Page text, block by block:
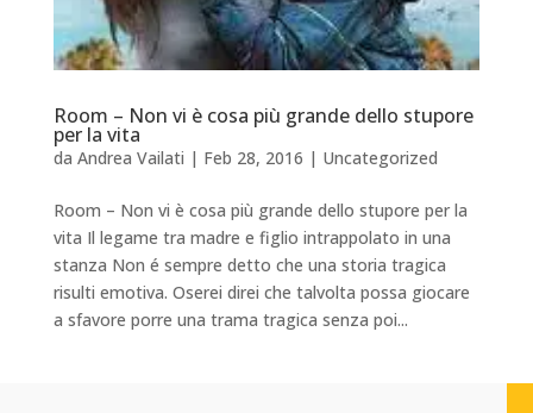
Room – Non vi è cosa più grande dello stupore
per la vita
da Andrea Vailati | Feb 28, 2016 | Uncategorized
Room – Non vi è cosa più grande dello stupore per la
vita Il legame tra madre e figlio intrappolato in una
stanza Non é sempre detto che una storia tragica
risulti emotiva. Oserei direi che talvolta possa giocare
a sfavore porre una trama tragica senza poi...